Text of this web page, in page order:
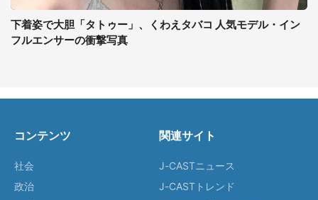
下着姿で大胆「タトゥー」、くわえタバコ 人気モデル・イン
フルエンサーの衝撃写真
コンテンツ
社会
政治
関連サイト
J-CASTニュース
J-CASTトレンド